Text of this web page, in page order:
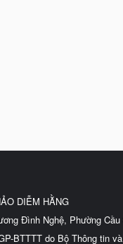
DIỄM HẰNG
Đình Nghệ, Phường
BTTTT do Bộ Thông tin